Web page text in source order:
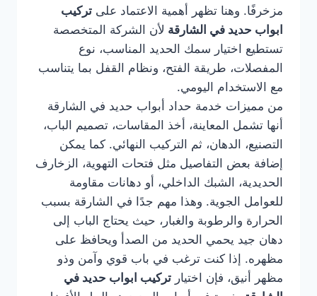
مزخرفًا. وهنا تظهر أهمية الاعتماد على تركيب
ابواب حديد في الشارقة لأن الشركة المتخصصة
تستطيع اختيار سمك الحديد المناسب، نوع
المفصلات، طريقة الفتح، ونظام القفل بما يتناسب
مع الاستخدام اليومي.
من مميزات خدمة حداد أبواب حديد في الشارقة
أنها تشمل المعاينة، أخذ المقاسات، تصميم الباب،
التصنيع، الدهان، ثم التركيب النهائي. كما يمكن
إضافة بعض التفاصيل مثل فتحات التهوية، الزخارف
الحديدية، الشبك الداخلي، أو دهانات مقاومة
للعوامل الجوية. وهذا مهم جدًا في الشارقة بسبب
الحرارة والرطوبة والغبار، حيث يحتاج الباب إلى
دهان جيد يحمي الحديد من الصدأ ويحافظ على
مظهره. إذا كنت ترغب في باب قوي وآمن وذو
مظهر أنيق، فإن اختيار تركيب ابواب حديد في